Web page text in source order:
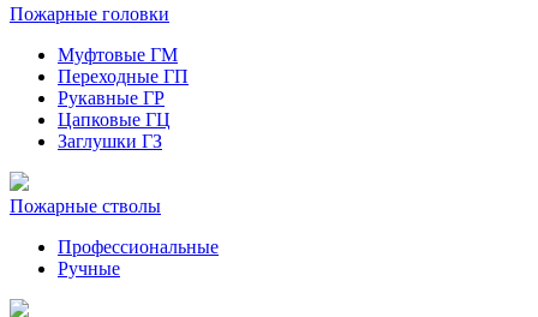
Пожарные головки
Муфтовые ГМ
Переходные ГП
Рукавные ГР
Цапковые ГЦ
Заглушки ГЗ
Пожарные стволы
Профессиональные
Ручные